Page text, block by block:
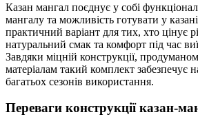
Казан мангал поєднує у собі
мангалу та можливість готувати у
практичний варіант для тих, хто цінує
натуральний смак та комфорт під час
Завдяки міцній конструкції,
матеріалам такий комплект забезпечує
багатьох сезонів використання.
Переваги конструкції казан-